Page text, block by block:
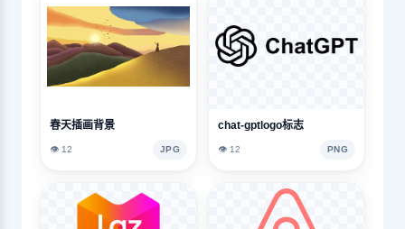
春天插画背景
👁️ 12 JPG
chat-gptlogo标志
👁️ 12 PNG